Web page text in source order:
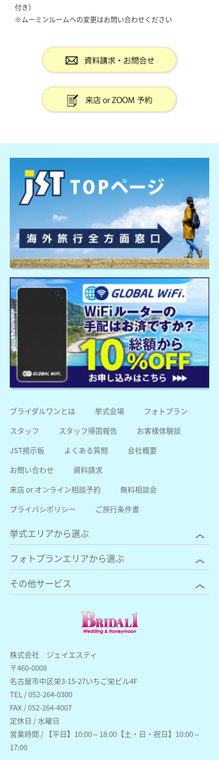
付き）
※ムーミンルームへの変更はお問い合わせください
株式会社 ジェイエスティ
〒460-0008
名古屋市中区栄3-15-27いちご栄ビル4F
TEL / 052-264-0300
FAX / 052-264-4007
定休日 / 水曜日
営業時間 / 【平日】10:00～18:00【土・日・祝日】10:00～
17:00
ブライダルワンとは 挙式会場
フォトプラン
スタッフ
スタッフ帰国報告
お客様体験談
JST掲示板
よくある質問
会社概要
お問い合わせ
資料請求
来店 or オンライン相談予約
無料相談会
プライバシポリシー
ご旅行条件書
挙式エリアから選ぶ
フォトプランエリアから選ぶ
その他サービス